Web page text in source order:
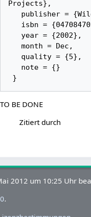
Projects},
TO BE DONE
Zitiert durch
2012 um 10:25 Uhr
.